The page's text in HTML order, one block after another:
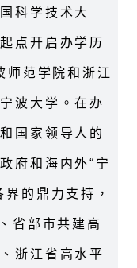
科学技术大
点开启办学历
师范学院和浙江
波大学。在办
国家领导人的
府和海内外“宁
的鼎力支持，
省部市共建高
浙江省高水平